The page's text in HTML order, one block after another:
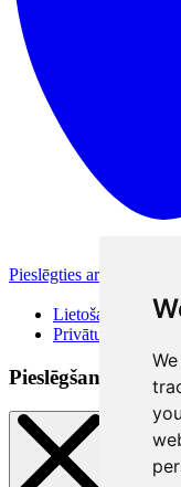
Pieslēgties ar Apple
Lietošanas
Privātuma politika
Pieslēgšanās veidi